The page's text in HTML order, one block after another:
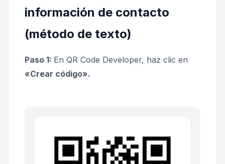
información de contacto
(método de texto)
Paso 1: En QR Code Developer, haz clic en
«Crear código».